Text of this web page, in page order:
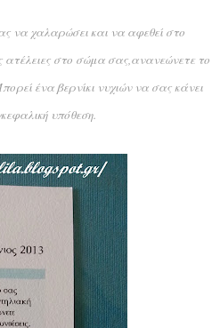
να χαλαρώσει και να αφεθεί στο
ατέλειες στο σώμα σας,ανανεώνετε το
ένα βερνίκι νυχιών να σας κάνει
υπόθεση.